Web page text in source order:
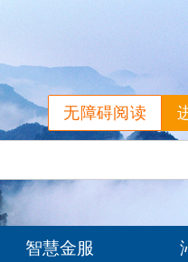
无障碍阅读
智慧金服